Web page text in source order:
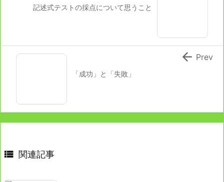
記述式テストの採点について思うこと
「成功」と「失敗」
 Prev
 関連記事